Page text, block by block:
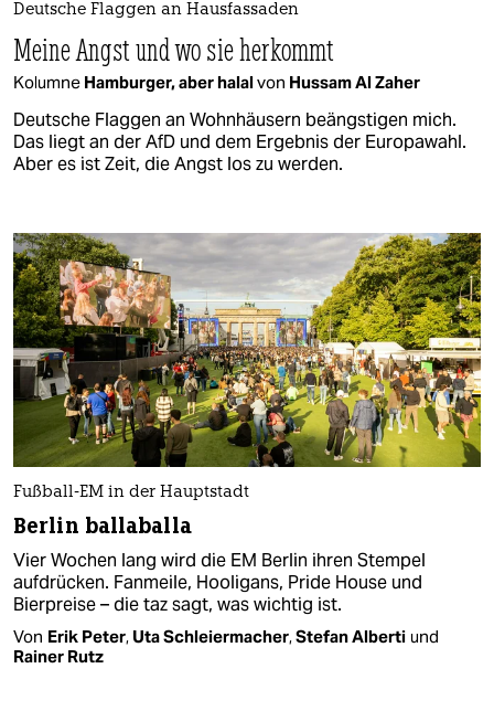
Deutsche Flaggen an Hausfassaden
Meine Angst und wo sie herkommt
Kolumne Hamburger, aber halalvon Hussam Al Zaher
Deutsche Flaggen an Wohnhäusern beängstigen mich.
Das liegt an der AfD und dem Ergebnis der Europawahl.
Aber es ist Zeit, die Angst los zu werden.
Fußball-EM in der Hauptstadt
Berlin ballaballa
Vier Wochen lang wird die EM Berlin ihren Stempel
aufdrücken. Fanmeile, Hooligans, Pride House und
Bierpreise – die taz sagt, was wichtig ist.
Von Erik Peter, Uta Schleiermacher,Stefan Alberti und
Rainer Rutz